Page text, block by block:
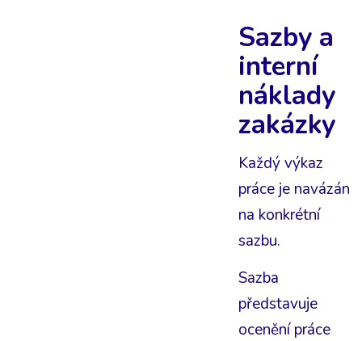
Sazby a
interní
náklady
zakázky
Každý výkaz
práce je navázán
na konkrétní
sazbu.
Sazba
představuje
ocenění práce